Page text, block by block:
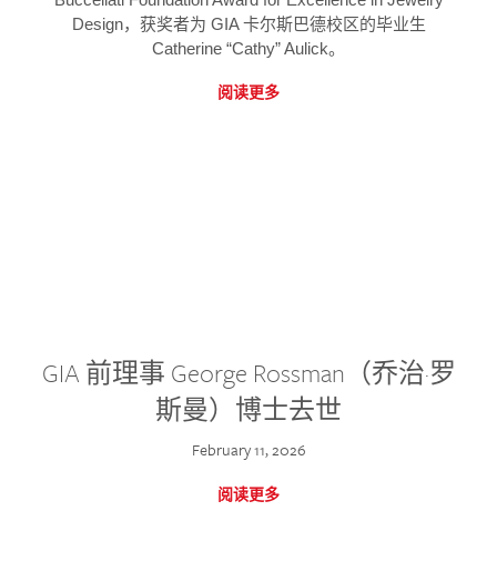
Design，获奖者为 GIA 卡尔斯巴德校区的毕业生
Catherine “Cathy” Aulick。
阅读更多
GIA 前理事 George Rossman（乔治·罗
斯曼）博士去世
February 11, 2026
阅读更多